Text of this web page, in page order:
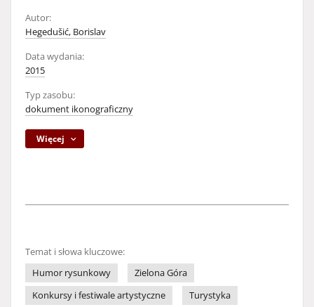
Autor:
Hegedušić, Borislav
Data wydania:
2015
Typ zasobu:
dokument ikonograficzny
Więcej
Temat i słowa kluczowe:
Humor rysunkowy
Zielona Góra
Konkursy i festiwale artystyczne
Turystyka